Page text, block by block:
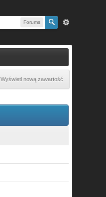
Forums
Wyświetl nową zawartość